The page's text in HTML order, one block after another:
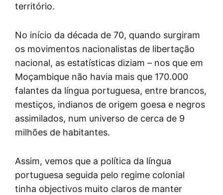
território.
No início da década de 70, quando surgiram
os movimentos nacionalistas de libertação
nacional, as estatísticas diziam – nos que em
Moçambique não havia mais que 170.000
falantes da língua portuguesa, entre brancos,
mestiços, indianos de origem goesa e negros
assimilados, num universo de cerca de 9
milhões de habitantes.
Assim, vemos que a política da língua
portuguesa seguida pelo regime colonial
tinha objectivos muito claros de manter